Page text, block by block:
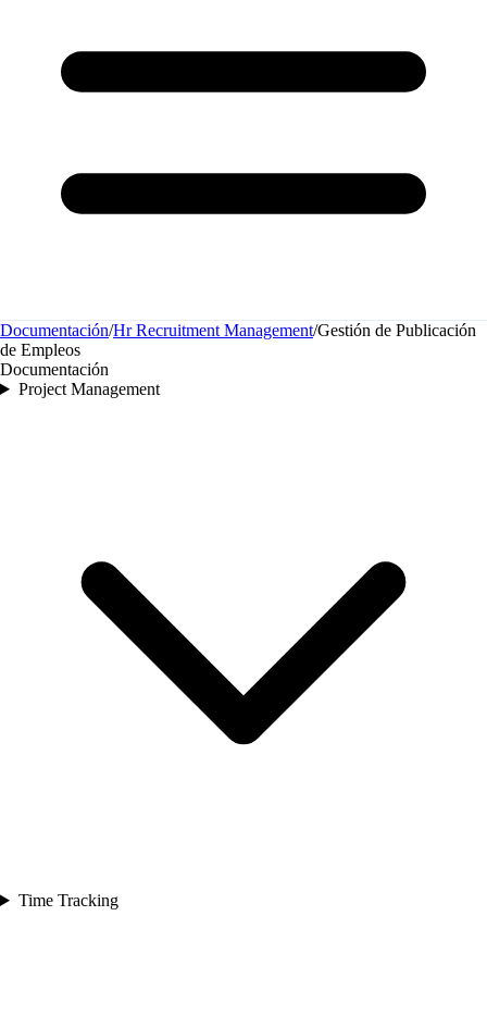
Documentación/Hr Recruitment Management/Gestión de Publicación
de Empleos
Documentación
Project Management
Time Tracking